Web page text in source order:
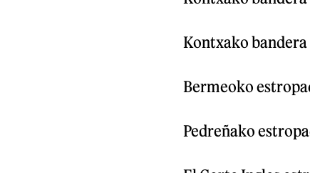
Kontxako
Bermeoko
Pedreñako